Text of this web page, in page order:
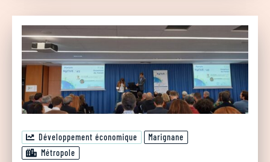
Développement économique
Marignane
Métropole